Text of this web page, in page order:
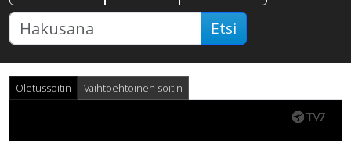
Etsi
Oletussoitin Vaihtoehtoinen soitin